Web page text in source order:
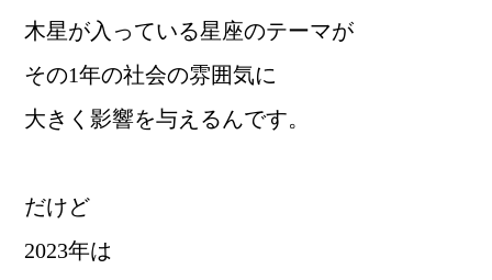
木星が入っている星座のテーマが
その1年の社会の雰囲気に
大きく影響を与えるんです。
だけど
2023年は